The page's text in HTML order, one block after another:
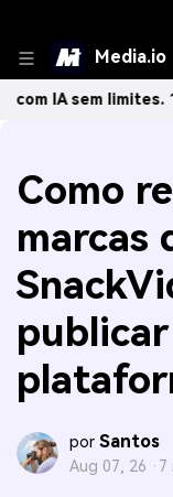
Media.io
limites. 100%
Como
marcas
por Santos
Aug 07, 26 · 7